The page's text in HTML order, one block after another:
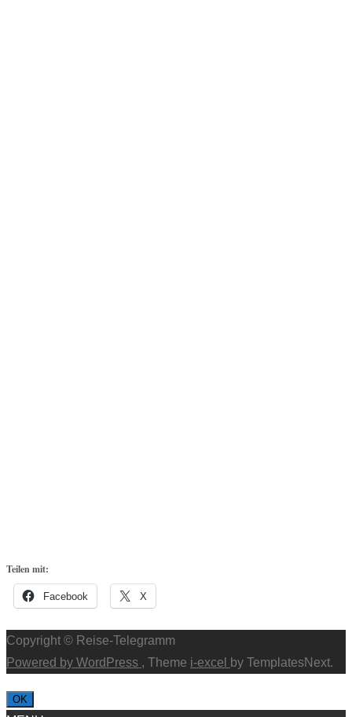
Teilen mit:
Facebook X
Copyright © Reise-Telegramm
Powered by WordPress , Theme i-excel by TemplatesNext.
OK